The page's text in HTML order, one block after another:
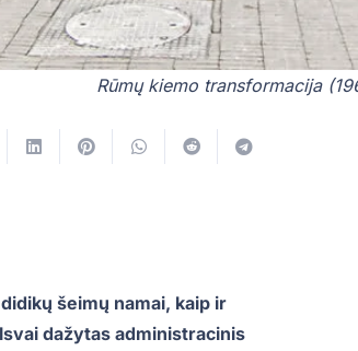
Rūmų kiemo transformacija
šeimų namai, kaip ir
dažytas administracinis